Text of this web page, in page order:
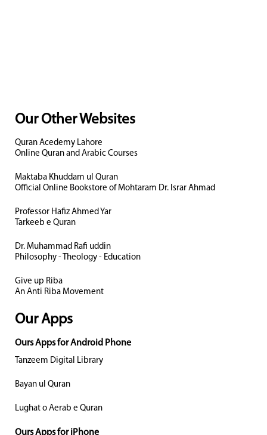
Our Other Websites
Quran Acedemy Lahore
Online Quran and Arabic Courses
Maktaba Khuddam ul Quran
Official Online Bookstore of Mohtaram Dr. Israr Ahmad
Professor Hafiz Ahmed Yar
Tarkeeb e Quran
Dr. Muhammad Rafi uddin
Philosophy - Theology - Education
Give up Riba
An Anti Riba Movement
Our Apps
Ours Apps for Android Phone
Tanzeem Digital Library
Bayan ul Quran
Lughat o Aerab e Quran
Ours Apps for iPhone